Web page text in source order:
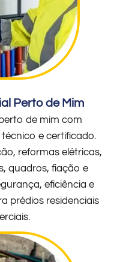
Perto de Mim
de mim com
e certificado.
reformas elétricas,
quadros, fiação e
eficiência e
prédios residenciais